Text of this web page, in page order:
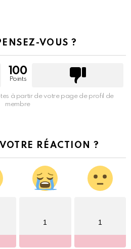
VOUS ?
100
Points
à partir de votre page de profil de
membre
RÉACTION ?
1 1